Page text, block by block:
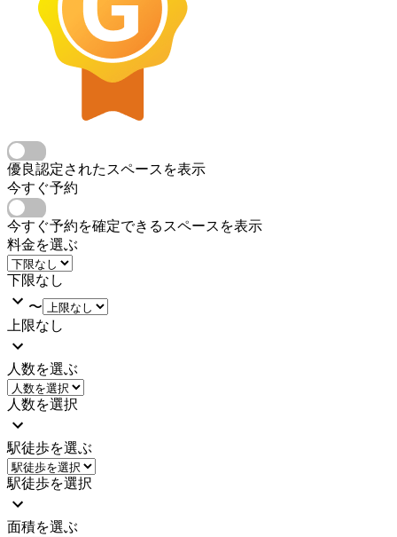
優良認定されたスペースを表示
今すぐ予約
今すぐ予約を確定できるスペースを表示
料金を選ぶ
下限なし
〜
上限なし
人数を選ぶ
人数を選択
駅徒歩を選ぶ
駅徒歩を選択
面積を選ぶ